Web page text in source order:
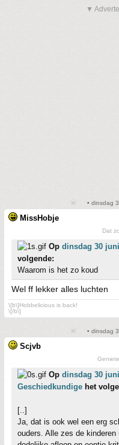
▼
• dinsdag
MissHobje
Dat
Op dinsdag 30
volgende:
Waarom is het zo koud
Wel ff lekker alles luchten
\[b\]Hobbelicious is back!
\[/b\]
• dinsdag
Scjvb
Op dinsdag 30
Geschiedkundige het
[..]
Ja, dat is ook wel een erg
ouders. Alle zes de